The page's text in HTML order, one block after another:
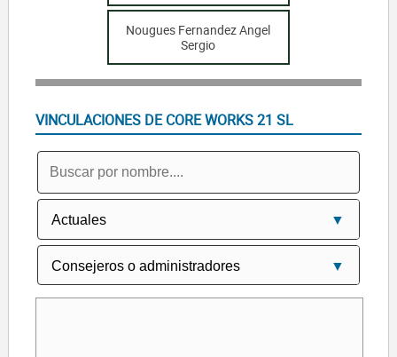
Nougues Fernandez Angel
Sergio
VINCULACIONES DE CORE WORKS 21 SL